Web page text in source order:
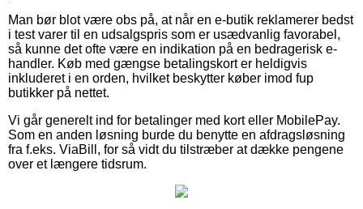
Man bør blot være obs på, at når en e-butik reklamerer bedst
i test varer til en udsalgspris som er usædvanlig favorabel,
så kunne det ofte være en indikation på en bedragerisk e-
handler. Køb med gængse betalingskort er heldigvis
inkluderet i en orden, hvilket beskytter køber imod fup
butikker på nettet.
Vi går generelt ind for betalinger med kort eller MobilePay.
Som en anden løsning burde du benytte en afdragsløsning
fra f.eks. ViaBill, for så vidt du tilstræber at dække pengene
over et længere tidsrum.